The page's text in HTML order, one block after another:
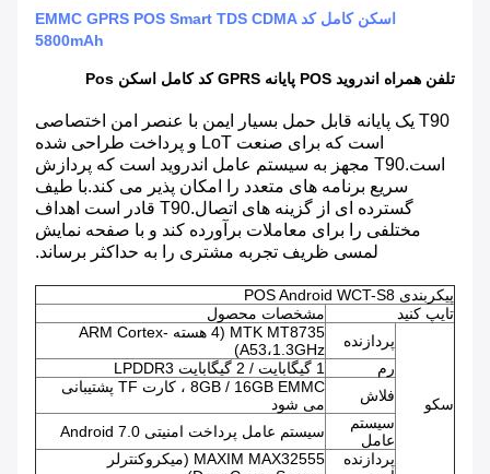
اسکن کامل کد EMMC GPRS POS Smart TDS CDMA
5800mAh
تلفن همراه اندروید POS پایانه GPRS کد کامل اسکن Pos
T90 یک پایانه قابل حمل بسیار ایمن با عنصر امن اختصاصی
است که برای صنعت LoT و پرداخت طراحی شده
است.T90 مجهز به سیستم عامل اندروید است که پردازش
سریع برنامه های متعدد را امکان پذیر می کند.با طیف
گسترده ای از گزینه های اتصال.T90 قادر است اهداف
مختلفی را برای معاملات برآورده کند و با صفحه نمایش
لمسی ظریف تجربه مشتری را به حداکثر برساند.
پیکربندی POS Android WCT-S8
تایپ کنید
مشخصات محصول
سکو
پردازنده
MTK MT8735 (4 هسته ARM Cortex-
A53،1.3GHz)
رم
1 گیگابایت / 2 گیگابایت LPDDR3
فلاش
8GB / 16GB EMMC ، کارت TF پشتیبانی
می شود
سیستم
عامل
سیستم عامل پرداخت امنیتی Android 7.0
پردازنده
MAXIM MAX32555 (میکروکنترلر